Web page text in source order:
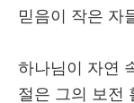
믿음이 작은 자
하나님이 자연
절은 그의 보전